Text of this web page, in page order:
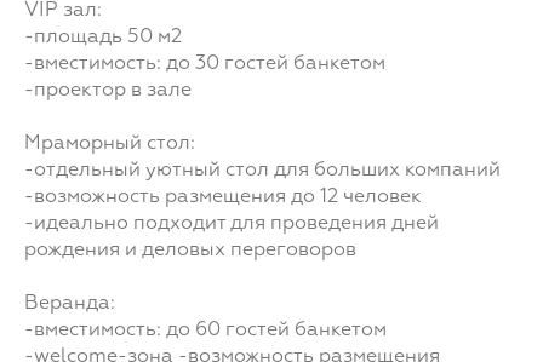
VIP зал:
-площадь 50 м2
-вместимость: до 30 гостей банкетом
-проектор в зале
Мраморный стол:
-отдельный уютный стол для больших компаний
-возможность размещения до 12 человек
-идеально подходит для проведения дней
рождения и деловых переговоров
Веранда:
-вместимость: до 60 гостей банкетом
-welcome-зона -возможность размещения